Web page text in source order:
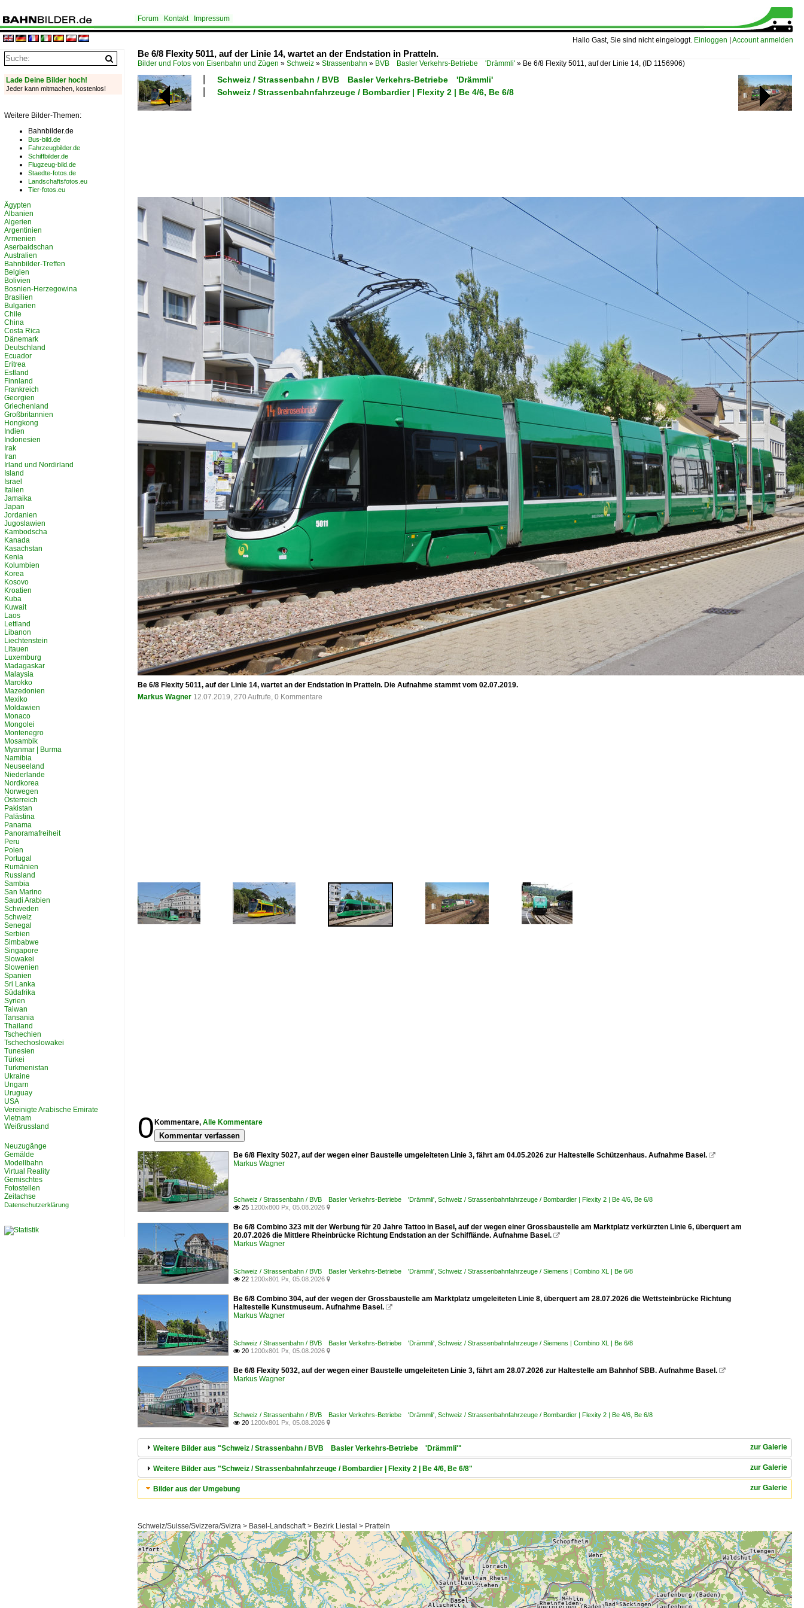
Hallo Gast, Sie sind nicht eingeloggt. Einloggen Account anmelden
Forum Kontakt Impressum
Be 6/8 Flexity 5011, auf der Linie 14, wartet an der Endstation in Pratteln.
Bilder und Fotos von Eisenbahn und Zügen » Schweiz » Strassenbahn » BVB Basler Verkehrs-Betriebe 'Drämmli' » Be 6/8 Flexity 5011, auf der Linie 14, (ID 1156906)
Schweiz / Strassenbahn / BVB Basler Verkehrs-Betriebe 'Drämmli'
Schweiz / Strassenbahnfahrzeuge / Bombardier | Flexity 2 | Be 4/6, Be 6/8
Be 6/8 Flexity 5011, auf der Linie 14, wartet an der Endstation in Pratteln. Die Aufnahme stammt vom 02.07.2019.
Markus Wagner 12.07.2019, 270 Aufrufe, 0 Kommentare
0 Kommentare, Alle Kommentare
Kommentar verfassen
Be 6/8 Flexity 5027, auf der wegen einer Baustelle umgeleiteten Linie 3, fährt am 04.05.2026 zur Haltestelle Schützenhaus. Aufnahme Basel. 
Markus Wagner
Schweiz / Strassenbahn / BVB Basler Verkehrs-Betriebe 'Drämmli' Schweiz / Strassenbahnfahrzeuge / Bombardier | Flexity 2 | Be 4/6, Be 6/8
 25 1200x800 Px, 05.08.2026 
Be 6/8 Combino 323 mit der Werbung für 20 Jahre Tattoo in Basel, auf der wegen einer Grossbaustelle am Marktplatz verkürzten Linie 6, überquert am
20.07.2026 die Mittlere Rheinbrücke Richtung Endstation an der Schifflände. Aufnahme Basel. 
Markus Wagner
Schweiz / Strassenbahn / BVB Basler Verkehrs-Betriebe 'Drämmli' Schweiz / Strassenbahnfahrzeuge / Siemens | Combino XL | Be 6/8
 22 1200x801 Px, 05.08.2026 
Be 6/8 Combino 304, auf der wegen der Grossbaustelle am Marktplatz umgeleiteten Linie 8, überquert am 28.07.2026 die Wettsteinbrücke Richtung
Haltestelle Kunstmuseum. Aufnahme Basel. 
Markus Wagner
Schweiz / Strassenbahn / BVB Basler Verkehrs-Betriebe 'Drämmli' Schweiz / Strassenbahnfahrzeuge / Siemens | Combino XL | Be 6/8
 20 1200x801 Px, 05.08.2026 
Be 6/8 Flexity 5032, auf der wegen einer Baustelle umgeleiteten Linie 3, fährt am 28.07.2026 zur Haltestelle am Bahnhof SBB. Aufnahme Basel. 
Markus Wagner
Schweiz / Strassenbahn / BVB Basler Verkehrs-Betriebe 'Drämmli' Schweiz / Strassenbahnfahrzeuge / Bombardier | Flexity 2 | Be 4/6, Be 6/8
 20 1200x801 Px, 05.08.2026 
zur Galerie
Weitere Bilder aus "Schweiz / Strassenbahn / BVB Basler Verkehrs-Betriebe 'Drämmli'"
zur Galerie
Weitere Bilder aus "Schweiz / Strassenbahnfahrzeuge / Bombardier | Flexity 2 | Be 4/6, Be 6/8"
zur Galerie
Bilder aus der Umgebung
Schweiz/Suisse/Svizzera/Svizra > Basel-Landschaft > Bezirk Liestal > Pratteln
Lade Deine Bilder hoch!
Jeder kann mitmachen, kostenlos!
Weitere Bilder-Themen:
Bahnbilder.de
Bus-bild.de
Fahrzeugbilder.de
Schiffbilder.de
Flugzeug-bild.de
Staedte-fotos.de
Landschaftsfotos.eu
Tier-fotos.eu
Ägypten
Albanien
Algerien
Argentinien
Armenien
Aserbaidschan
Australien
Bahnbilder-Treffen
Belgien
Bolivien
Bosnien-Herzegowina
Brasilien
Bulgarien
Chile
China
Costa Rica
Dänemark
Deutschland
Ecuador
Eritrea
Estland
Finnland
Frankreich
Georgien
Griechenland
Großbritannien
Hongkong
Indien
Indonesien
Irak
Iran
Irland und Nordirland
Island
Israel
Italien
Jamaika
Japan
Jordanien
Jugoslawien
Kambodscha
Kanada
Kasachstan
Kenia
Kolumbien
Korea
Kosovo
Kroatien
Kuba
Kuwait
Laos
Lettland
Libanon
Liechtenstein
Litauen
Luxemburg
Madagaskar
Malaysia
Marokko
Mazedonien
Mexiko
Moldawien
Monaco
Mongolei
Montenegro
Mosambik
Myanmar | Burma
Namibia
Neuseeland
Niederlande
Nordkorea
Norwegen
Österreich
Pakistan
Palästina
Panama
Panoramafreiheit
Peru
Polen
Portugal
Rumänien
Russland
Sambia
San Marino
Saudi Arabien
Schweden
Schweiz
Senegal
Serbien
Simbabwe
Singapore
Slowakei
Slowenien
Spanien
Sri Lanka
Südafrika
Syrien
Taiwan
Tansania
Thailand
Tschechien
Tschechoslowakei
Tunesien
Türkei
Turkmenistan
Ukraine
Ungarn
Uruguay
USA
Vereinigte Arabische Emirate
Vietnam
Weißrussland
Neuzugänge
Gemälde
Modellbahn
Virtual Reality
Gemischtes
Fotostellen
Zeitachse
Datenschutzerklärung